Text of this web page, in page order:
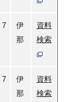
7
伊
那
資料
検索
7
伊
那
資料
検索